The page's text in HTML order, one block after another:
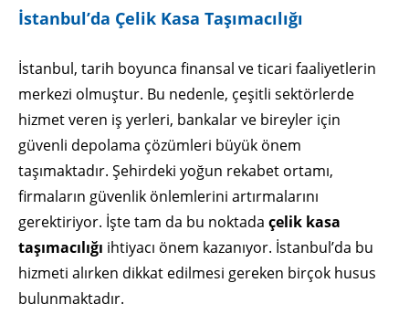
İstanbul’da Çelik Kasa Taşımacılığı
İstanbul, tarih boyunca finansal ve ticari faaliyetlerin
merkezi olmuştur. Bu nedenle, çeşitli sektörlerde
hizmet veren iş yerleri, bankalar ve bireyler için
güvenli depolama çözümleri büyük önem
taşımaktadır. Şehirdeki yoğun rekabet ortamı,
firmaların güvenlik önlemlerini artırmalarını
gerektiriyor. İşte tam da bu noktada çelik kasa
taşımacılığı ihtiyacı önem kazanıyor. İstanbul’da bu
hizmeti alırken dikkat edilmesi gereken birçok husus
bulunmaktadır.